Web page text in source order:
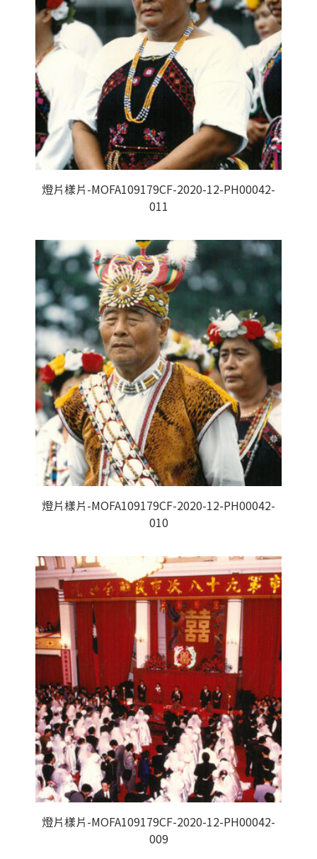
燈片樣片-MOFA109179CF-2020-12-PH00042-
011
燈片樣片-MOFA109179CF-2020-12-PH00042-
010
燈片樣片-MOFA109179CF-2020-12-PH00042-
009